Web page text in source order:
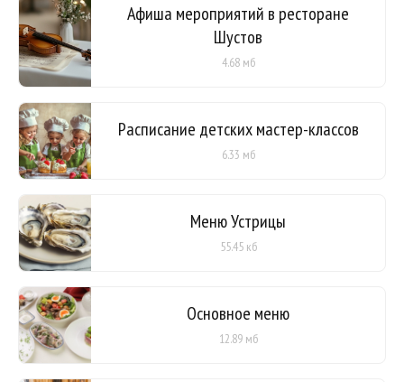
Афиша мероприятий в ресторане
Шустов
4.68 мб
Расписание детских мастер-классов
6.33 мб
Меню Устрицы
55.45 кб
Основное меню
12.89 мб